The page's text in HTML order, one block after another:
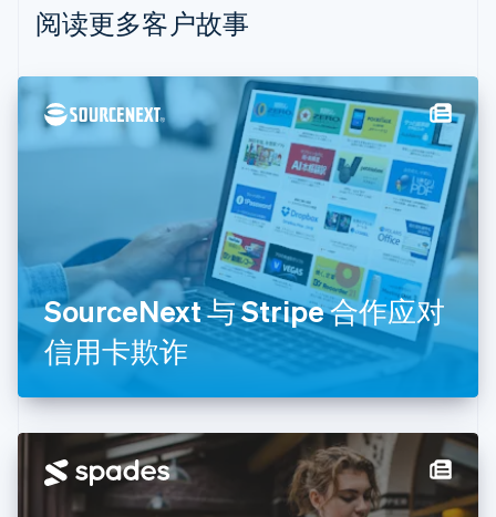
阅读更多客户故事
SourceNext 与 Stripe 合作应对
信用卡欺诈
Nederlands Français Deutsch
波兰
丹麦
德国
Deutsch English
EnglishSvenska
荷兰
Nederlands English
加拿大
Français
捷克
克罗地亚
拉脱维亚
English
立陶宛
English